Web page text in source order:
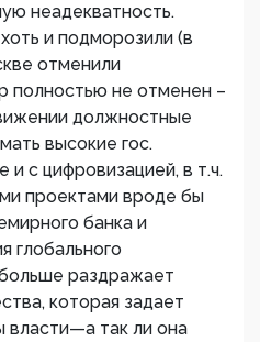
неадекватность.
и подморозили (в
отменили
полностью не отменен –
должностные
высокие гос.
с цифровизацией, в т.ч.
проектами вроде бы
банка и
глобального
раздражает
которая задает
так ли она